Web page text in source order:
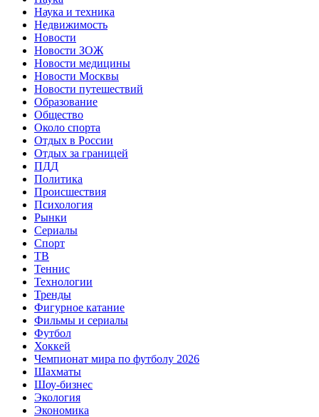
Наука и техника
Недвижимость
Новости
Новости ЗОЖ
Новости медицины
Новости Москвы
Новости путешествий
Образование
Общество
Около спорта
Отдых в России
Отдых за границей
ПДД
Политика
Происшествия
Психология
Рынки
Сериалы
Спорт
ТВ
Теннис
Технологии
Тренды
Фигурное катание
Фильмы и сериалы
Футбол
Хоккей
Чемпионат мира по футболу 2026
Шахматы
Шоу-бизнес
Экология
Экономика